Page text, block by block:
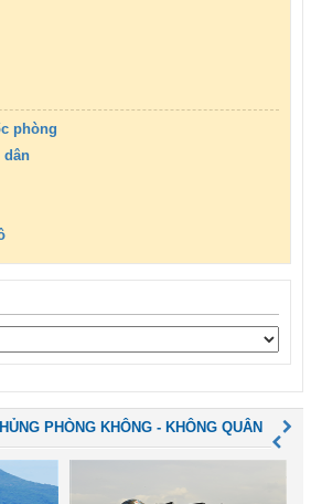
phòng
dân
PHÒNG KHÔNG - KHÔNG QUÂN